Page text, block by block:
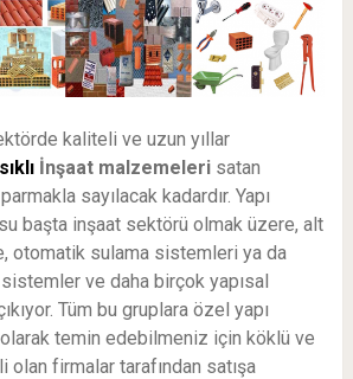
kaliteli ve uzun yıllar
İnşaat malzemeleri satan
sayılacak kadardır. Yapı
başta inşaat sektörü olmak üzere, alt
otomatik sulama sistemleri ya da
ve daha birçok yapısal
Tüm bu gruplara özel yapı
temin edebilmeniz için köklü ve
olan firmalar tarafından satışa